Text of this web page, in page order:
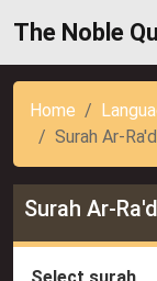
The Noble
Home
Surah Ar-
Surah Ar-